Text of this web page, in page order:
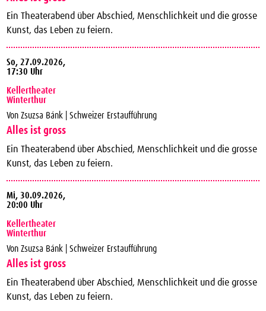
Ein Theaterabend über Abschied, Menschlichkeit und die grosse
Kunst, das Leben zu feiern.
So,27.09.2026,
17:30 Uhr
Kellertheater
Winterthur
Von Zsuzsa Bánk | Schweizer Erstaufführung
Alles ist gross
Ein Theaterabend über Abschied, Menschlichkeit und die grosse
Kunst, das Leben zu feiern.
Mi, 30.09.2026,
20:00 Uhr
Kellertheater
Winterthur
Von Zsuzsa Bánk | Schweizer Erstaufführung
Alles ist gross
Ein Theaterabend über Abschied, Menschlichkeit und die grosse
Kunst, das Leben zu feiern.